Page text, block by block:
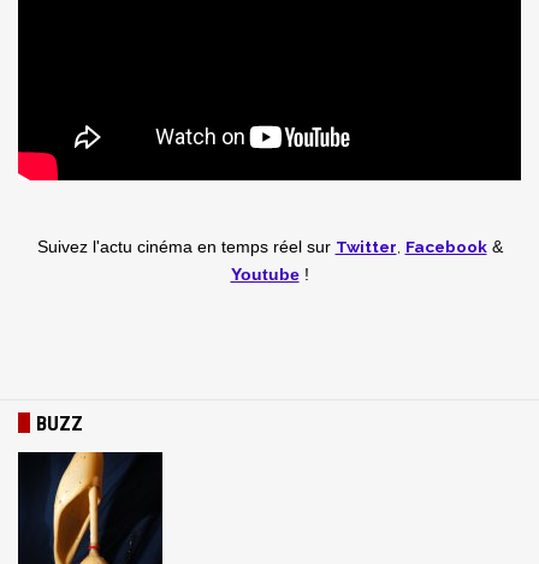
Suivez l'actu cinéma en temps réel sur Twitter Facebook&
Youtube!
BUZZ